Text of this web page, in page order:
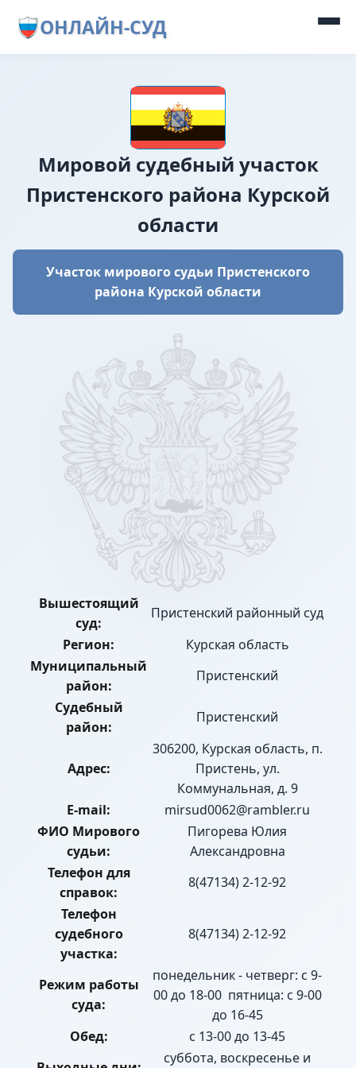
ОНЛАЙН-СУД
Мировой судебный участок
Пристенского района Курской
области
Участок мирового судьи Пристенского
района Курской области
Вышестоящий
суд:
Пристенский районный суд
Регион:
Курская область
Муниципальный
район:
Пристенский
Судебный
район:
Пристенский
Адрес:
306200, Курская область, п.
Пристень, ул.
Коммунальная, д. 9
E-mail:
mirsud0062@rambler.ru
ФИО Мирового
судьи:
Пигорева Юлия
Александровна
Телефон для
справок:
8(47134) 2-12-92
Телефон
судебного
участка:
8(47134) 2-12-92
Режим работы
суда:
понедельник - четверг: с 9-
00 до 18-00 пятница: с 9-00
до 16-45
Обед:
с 13-00 до 13-45
суббота, воскресенье и